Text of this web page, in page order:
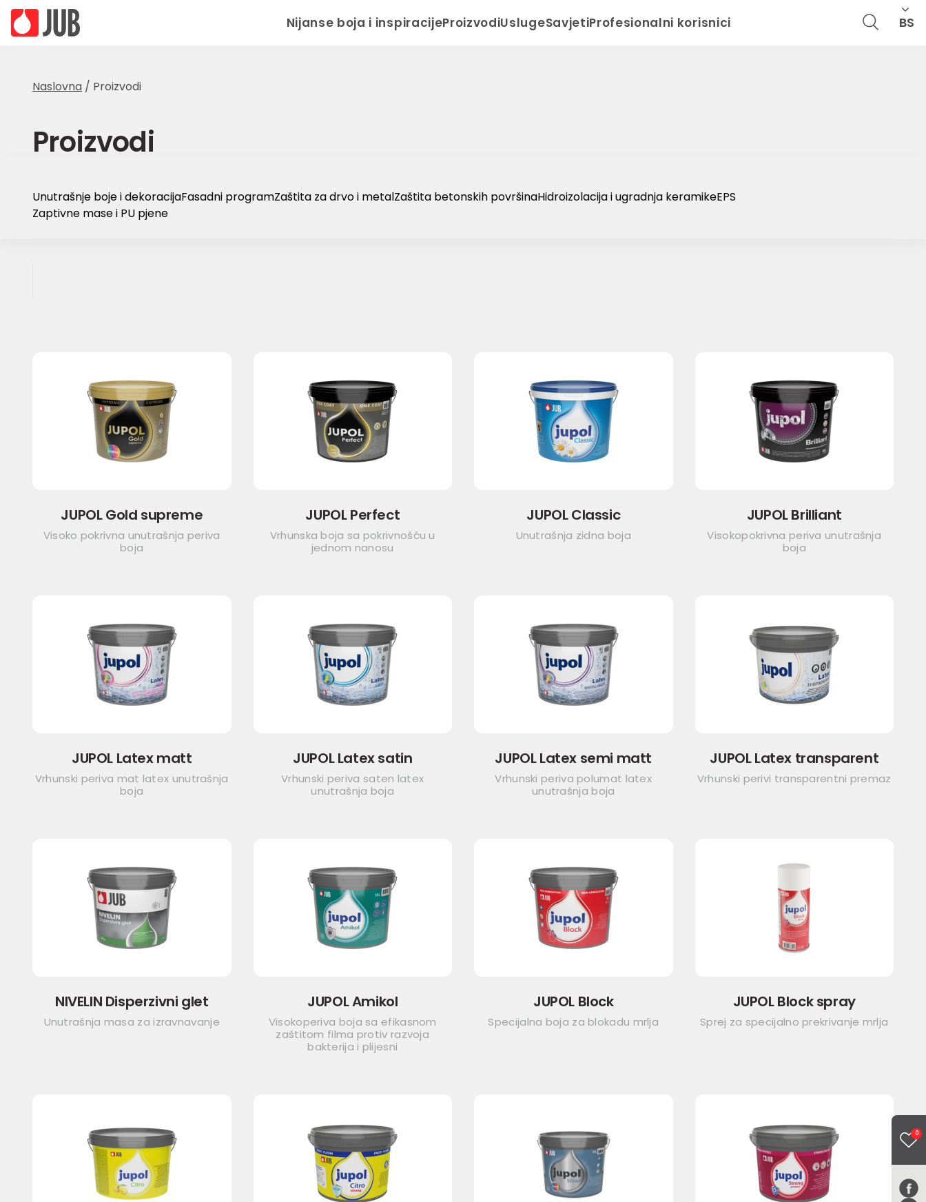
Nijanse boja i inspiracijeProizvodiUslugeSavjetiProfesionalni korisnici BS
0
Naslovna / Proizvodi
Proizvodi
Unutrašnje boje i dekoracijaFasadni programZaštita za drvo i metalZaštita betonskih površinaHidroizolacija i ugradnja keramikeEPS
Zaptivne mase i PU pjene
JUPOL Gold supreme
Visoko pokrivna unutrašnja periva
boja
JUPOL Perfect
Vrhunska boja sa pokrivnošću u
jednom nanosu
JUPOL Classic
Unutrašnja zidna boja
JUPOL Brilliant
Visokopokrivna periva unutrašnja
boja
JUPOL Latex matt
Vrhunski periva mat latex unutrašnja
boja
JUPOL Latex satin
Vrhunski periva saten latex
unutrašnja boja
JUPOL Latex semi matt
Vrhunski periva polumat latex
unutrašnja boja
JUPOL Latex transparent
Vrhunski perivi transparentni premaz
NIVELIN Disperzivni glet
Unutrašnja masa za izravnavanje
JUPOL Amikol
Visokoperiva boja sa efikasnom
zaštitom filma protiv razvoja
bakterija i plijesni
JUPOL Block
Specijalna boja za blokadu mrlja
JUPOL Block spray
Sprej za specijalno prekrivanje mrlja